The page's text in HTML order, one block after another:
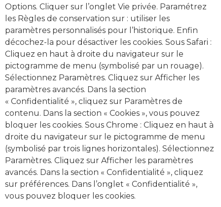
Options. Cliquer sur l’onglet Vie privée. Paramétrez
les Règles de conservation sur : utiliser les
paramètres personnalisés pour l’historique. Enfin
décochez-la pour désactiver les cookies. Sous Safari :
Cliquez en haut à droite du navigateur sur le
pictogramme de menu (symbolisé par un rouage).
Sélectionnez Paramètres. Cliquez sur Afficher les
paramètres avancés. Dans la section
« Confidentialité », cliquez sur Paramètres de
contenu. Dans la section « Cookies », vous pouvez
bloquer les cookies. Sous Chrome : Cliquez en haut à
droite du navigateur sur le pictogramme de menu
(symbolisé par trois lignes horizontales). Sélectionnez
Paramètres. Cliquez sur Afficher les paramètres
avancés. Dans la section « Confidentialité », cliquez
sur préférences. Dans l’onglet « Confidentialité »,
vous pouvez bloquer les cookies.